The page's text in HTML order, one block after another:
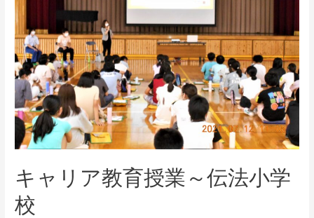
キャリア教育授業～伝法小学
校